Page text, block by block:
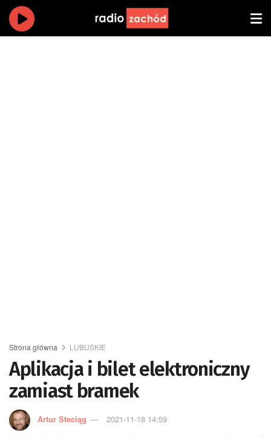
Strona główna LUBUSKIE
Aplikacja i bilet elektroniczny
zamiast bramek
Artur Steciąg 2021-11-18 14:59